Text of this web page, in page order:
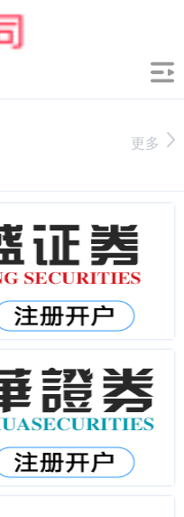
更多